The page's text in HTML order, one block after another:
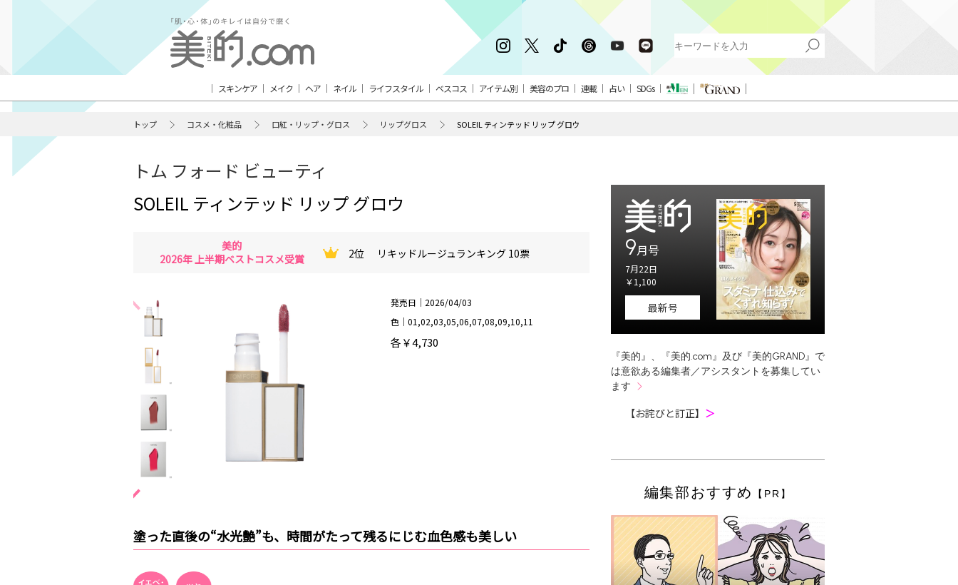
スキンケア メイク ヘア ネイル ライフスタイル ベスコス アイテム別 美容のプロ 連載 占い SDGs
トップ コスメ・化粧品 口紅・リップ・グロス リップグロス SOLEIL ティンテッド リップ グロウ
トム フォード ビューティ
SOLEIL ティンテッド リップ グロウ
美的
2026年 上半期ベストコスメ受賞
2位 リキッドルージュランキング 10票
発売日｜2026/04/03
色｜01,02,03,05,06,07,08,09,10,11
各￥4,730
塗った直後の“水光艶”も、時間がたって残るにじむ血色感も美しい
9月号
7月22日
￥1,100
最新号
『美的』、『美的.com』及び『美的GRAND』で
は意欲ある編集者／アシスタントを募集してい
ます
【お詫びと訂正】 ＞
編集部おすすめ 【PR】